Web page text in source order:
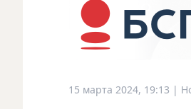
15 марта 2024, 19:13 |